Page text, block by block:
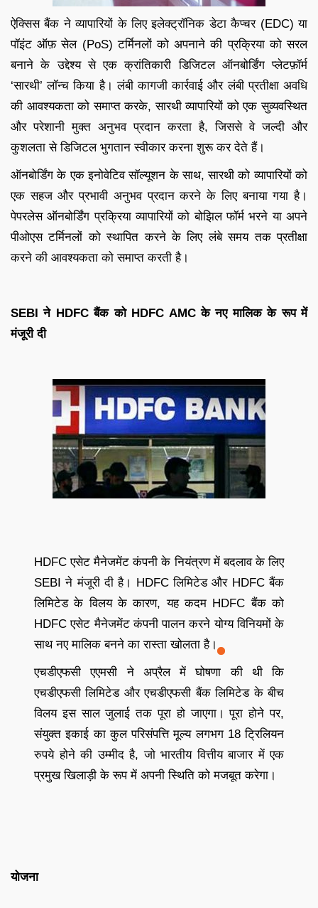
ऐक्सिस बैंक ने व्यापारियों के लिए इलेक्ट्रॉनिक डेटा कैप्चर (EDC) या
पॉइंट ऑफ़ सेल (PoS) टर्मिनलों को अपनाने की प्रक्रिया को सरल
बनाने के उद्देश्य से एक क्रांतिकारी डिजिटल ऑनबोर्डिंग प्लेटफ़ॉर्म
‘सारथी’ लॉन्च किया है। लंबी कागजी कार्रवाई और लंबी प्रतीक्षा अवधि
की आवश्यकता को समाप्त करके, सारथी व्यापारियों को एक सुव्यवस्थित
और परेशानी मुक्त अनुभव प्रदान करता है, जिससे वे जल्दी और
कुशलता से डिजिटल भुगतान स्वीकार करना शुरू कर देते हैं।
ऑनबोर्डिंग के एक इनोवेटिव सॉल्यूशन के साथ, सारथी को व्यापारियों को
एक सहज और प्रभावी अनुभव प्रदान करने के लिए बनाया गया है।
पेपरलेस ऑनबोर्डिंग प्रक्रिया व्यापारियों को बोझिल फॉर्म भरने या अपने
पीओएस टर्मिनलों को स्थापित करने के लिए लंबे समय तक प्रतीक्षा
करने की आवश्यकता को समाप्त करती है।
SEBI ने HDFC बैंक को HDFC AMC के नए मालिक के रूप में
मंजूरी दी
HDFC एसेट मैनेजमेंट कंपनी के नियंत्रण में बदलाव के लिए
SEBI ने मंजूरी दी है। HDFC लिमिटेड और HDFC बैंक
लिमिटेड के विलय के कारण, यह कदम HDFC बैंक को
HDFC एसेट मैनेजमेंट कंपनी पालन करने योग्य विनियमों के
साथ नए मालिक बनने का रास्ता खोलता है।
एचडीएफसी एएमसी ने अप्रैल में घोषणा की थी कि
एचडीएफसी लिमिटेड और एचडीएफसी बैंक लिमिटेड के बीच
विलय इस साल जुलाई तक पूरा हो जाएगा। पूरा होने पर,
संयुक्त इकाई का कुल परिसंपत्ति मूल्य लगभग 18 ट्रिलियन
रुपये होने की उम्मीद है, जो भारतीय वित्तीय बाजार में एक
प्रमुख खिलाड़ी के रूप में अपनी स्थिति को मजबूत करेगा।
योजना